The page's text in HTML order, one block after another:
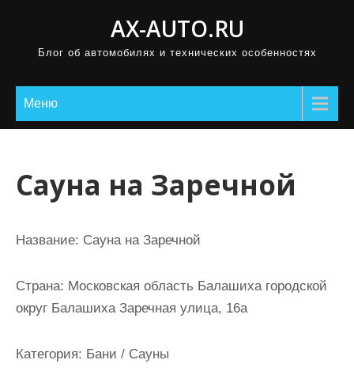
AX-AUTO.RU
Блог об автомобилях и технических особенностях
Меню
Сауна на Заречной
Название: Сауна на Заречной
Страна: Московская область Балашиха городской
округ Балашиха Заречная улица, 16а
Категория: Бани / Сауны